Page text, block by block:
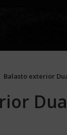
Balasto exterior